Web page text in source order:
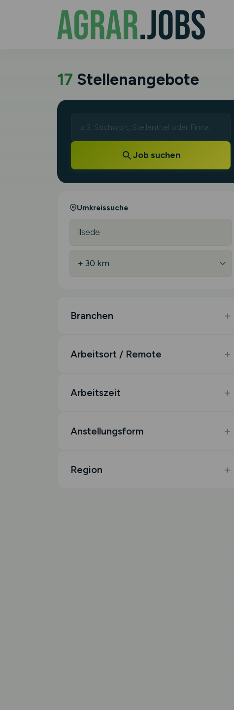
17 Stellenangebote
Job suchen
Umkreissuche
Branchen
Arbeitsort / Remote
Arbeitszeit
Anstellungsform
Region